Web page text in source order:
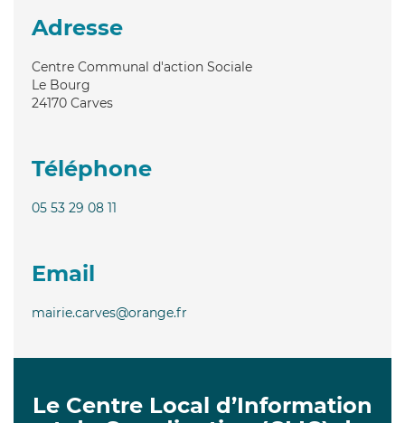
Adresse
Centre Communal d'action Sociale
Le Bourg
24170 Carves
Téléphone
05 53 29 08 11
Email
mairie.carves@orange.fr
Le Centre Local d’Information